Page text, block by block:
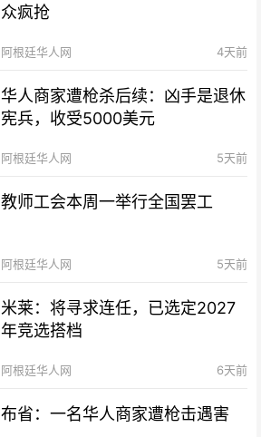
众疯抢
阿根廷华人网 4天前
华人商家遭枪杀后续：凶手是退休
宪兵，收受5000美元
阿根廷华人网 5天前
教师工会本周一举行全国罢工
阿根廷华人网 5天前
米莱：将寻求连任，已选定2027
年竞选搭档
阿根廷华人网 6天前
布省：一名华人商家遭枪击遇害